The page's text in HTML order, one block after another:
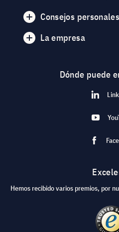
Consejos personales
La empresa
Dónde puede
Hemos recibido varios premios, por